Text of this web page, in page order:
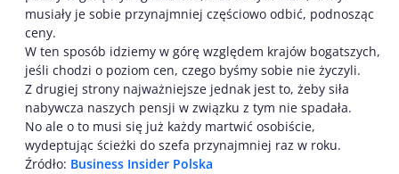
musiały je sobie przynajmniej częściowo odbić, podnosząc
ceny.
W ten sposób idziemy w górę względem krajów bogatszych,
jeśli chodzi o poziom cen, czego byśmy sobie nie życzyli.
Z drugiej strony najważniejsze jednak jest to, żeby siła
nabywcza naszych pensji w związku z tym nie spadała.
No ale o to musi się już każdy martwić osobiście,
wydeptując ścieżki do szefa przynajmniej raz w roku.
Źródło: Business Insider Polska